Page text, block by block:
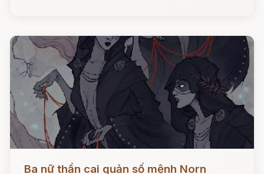
Ba nữ thần cai quản số mệnh Norn